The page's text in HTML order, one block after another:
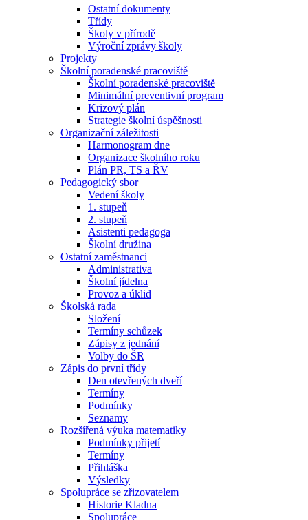
Ostatní dokumenty
Třídy
Školy v přírodě
Výroční zprávy školy
Projekty
Školní poradenské pracoviště
Školní poradenské pracoviště
Minimální preventivní program
Krizový plán
Strategie školní úspěšnosti
Organizační záležitosti
Harmonogram dne
Organizace školního roku
Plán PR, TS a ŘV
Pedagogický sbor
Vedení školy
1. stupeň
2. stupeň
Asistenti pedagoga
Školní družina
Ostatní zaměstnanci
Administrativa
Školní jídelna
Provoz a úklid
Školská rada
Složení
Termíny schůzek
Zápisy z jednání
Volby do ŠR
Zápis do první třídy
Den otevřených dveří
Termíny
Podmínky
Seznamy
Rozšířená výuka matematiky
Podmínky přijetí
Termíny
Přihláška
Výsledky
Spolupráce se zřizovatelem
Historie Kladna
Spolupráce